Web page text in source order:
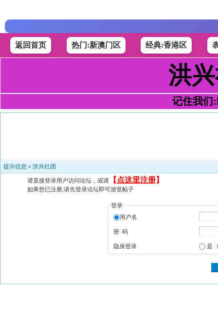
返回首页 热门:新澳门区 经典:香港区
洪
记住我们
提示信息 » 洪兴社团
请直接登录用户访问论坛，或请 【 点这里注册】
如果您已注册,请先登录论坛即可游览帖子
登录
用户名
密 码
隐身登录 是